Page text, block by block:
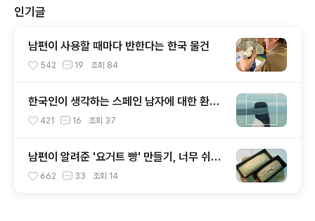
인기글
남편이 사용할 때마다 반한다는 한국 물건
542 19 조회 84
한국인이 생각하는 스페인 남자에 대한 환상
과 오해
421 16 조회 37
남편이 알려준 '요거트 빵' 만들기, 너무 쉬워
화날 뻔
662 33 조회 14